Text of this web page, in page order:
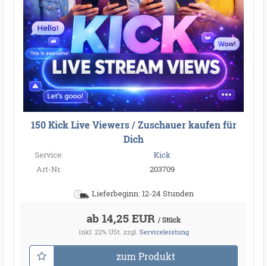
150 Kick Live Viewers / Zuschauer kaufen für
Dich
Service:
Kick
Art-Nr.
203709
Lieferbeginn: 12-24 Stunden
ab 14,25 EUR / Stück
inkl. 22% USt. zzgl. Serviceleistung
zum Produkt